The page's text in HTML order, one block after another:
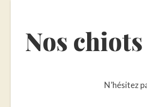
Nos
N’hésitez